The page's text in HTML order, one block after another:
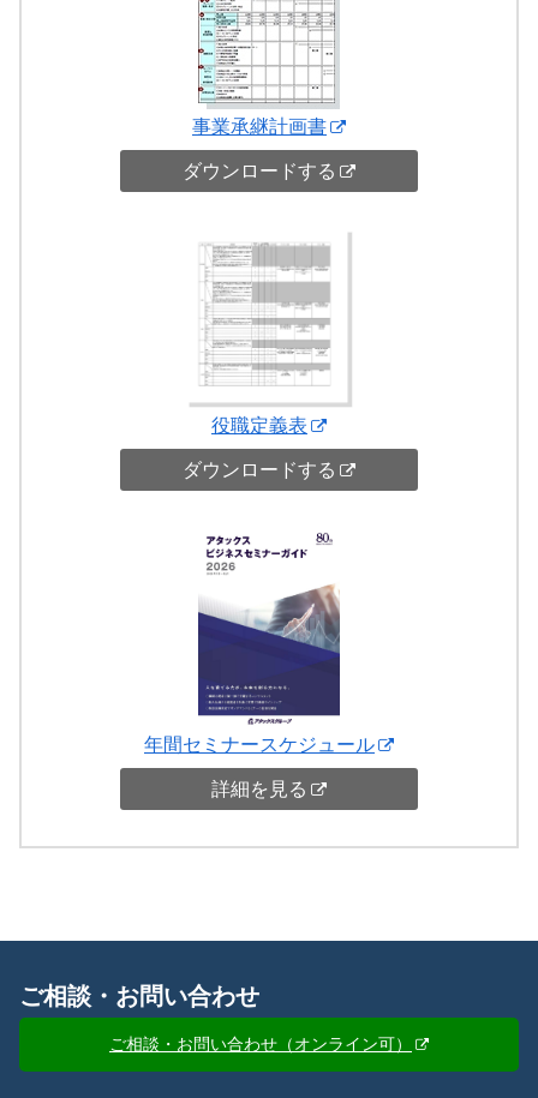
事業承継計画書
ダウンロードする
役職定義表
ダウンロードする
年間セミナースケジュール
詳細を見る
ご相談・お問い合わせ
ご相談・お問い合わせ（オンライン可）